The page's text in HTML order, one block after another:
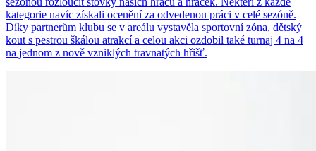
kategorie navíc získali ocenění za odvedenou práci v celé sezóně.
Díky partnerům klubu se v areálu vystavěla sportovní zóna, dětský
kout s pestrou škálou atrakcí a celou akci ozdobil také turnaj 4 na 4
na jednom z nově vzniklých travnatých hřišť.